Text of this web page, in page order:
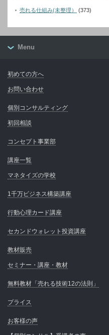
売れる仕組み(未整理） (373)
Menu
初めての方へ
お問い合わせ
個別コンサルティング
初回相談
コンセプト事業部
講座一覧
マネタイズの学校
1千万ビジネス構築講座
行動心理カード講座
セカンドウォレット投資講座
教材販売
セミナー・講座・教材
無料教材「売れる技術12の法則」
プライス
お客様の声